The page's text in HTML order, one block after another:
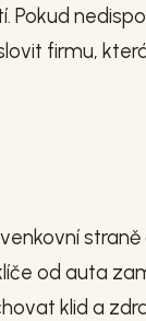
Pokud
firmu,
straně
od auta
klid a